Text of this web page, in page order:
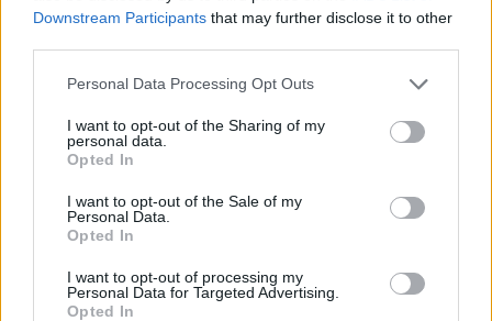
Downstream Participants that may further disclose it to other
Personal Data Processing Opt Outs
I want to opt-out of the Sharing of my
personal data.
Opted In
I want to opt-out of the Sale of my
Personal Data.
Opted In
I want to opt-out of processing my
Personal Data for Targeted Advertising.
Opted In